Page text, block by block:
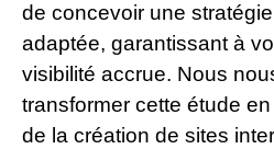
de concevoir une
adaptée, garantissant à
visibilité accrue. Nous
transformer cette étude
de la création de sites